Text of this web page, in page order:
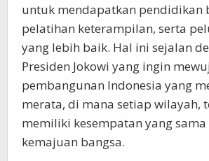
untuk mendapatkan pendidikan
pelatihan keterampilan, serta
yang lebih baik. Hal ini sejalan
Presiden Jokowi yang ingin
pembangunan Indonesia yang
merata, di mana setiap wilayah,
memiliki kesempatan yang
kemajuan bangsa.